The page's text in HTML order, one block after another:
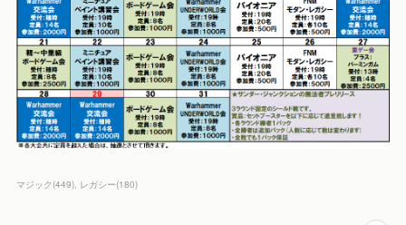
マジック (449) レガシー(180)